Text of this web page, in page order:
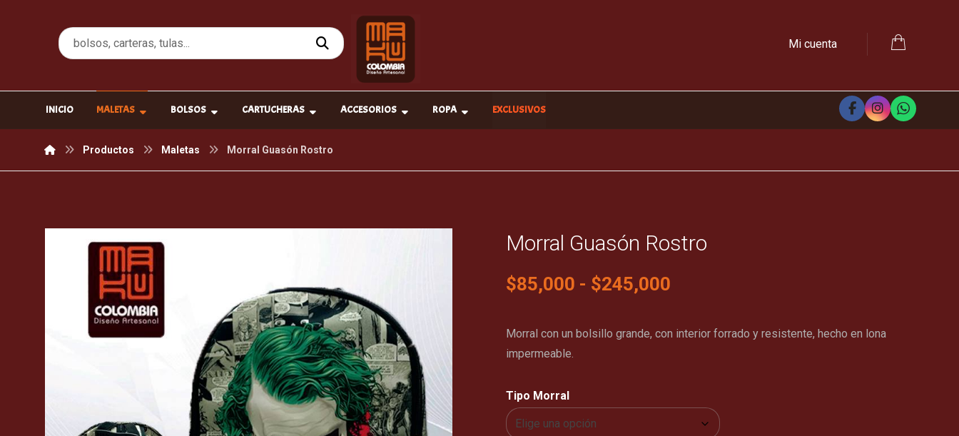
Mi cuenta
INICIO MALETAS BOLSOS CARTUCHERAS ACCESORIOS ROPA EXCLUSIVOS
Productos Maletas Morral Guasón Rostro
Morral Guasón Rostro
$85,000 - $245,000
Morral con un bolsillo grande, con interior forrado y resistente, hecho en lona
impermeable.
Tipo Morral